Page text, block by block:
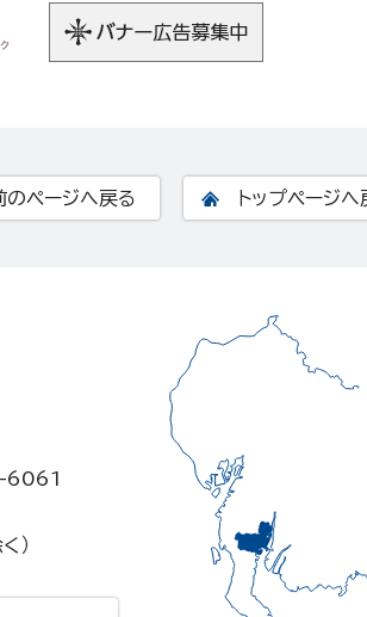
のページへ戻る トップページへ
6061
）